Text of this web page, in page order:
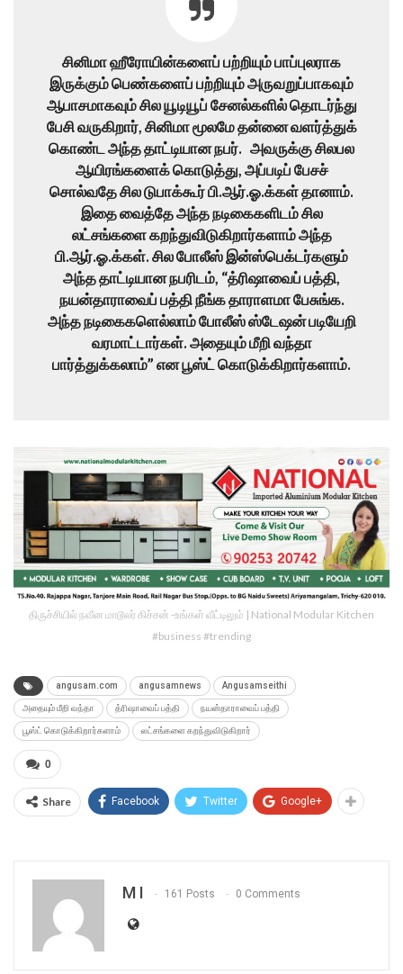
சினிமா ஹீரோயின்களைப் பற்றியும் பாப்புலராக
இருக்கும் பெண்களைப் பற்றியும் அருவறுப்பாகவும்
ஆபாசமாகவும் சில யூடியூப் சேனல்களில் தொடர்ந்து
பேசி வருகிறார், சினிமா மூலமே தன்னை வளர்த்துக்
கொண்ட அந்த தாட்டியான நபர். அவருக்கு சிலபல
ஆயிரங்களைக் கொடுத்து, அப்படிப் பேசச்
சொல்வதே சில டுபாக்கூர் பி.ஆர்.ஓ.க்கள் தானாம்.
இதை வைத்தே அந்த நடிகைகளிடம் சில
லட்சங்களை கறந்துவிடுகிறார்களாம் அந்த
பி.ஆர்.ஓ.க்கள். சில போலீஸ் இன்ஸ்பெக்டர்களும்
அந்த தாட்டியான நபரிடம், “த்ரிஷாவைப் பத்தி,
நயன்தாராவைப் பத்தி நீங்க தாராளமா பேசுங்க.
அந்த நடிகைகளெல்லாம் போலீஸ் ஸ்டேஷன் படியேறி
வரமாட்டார்கள். அதையும் மீறி வந்தா
பார்த்துக்கலாம்” என பூஸ்ட் கொடுக்கிறார்களாம்.
திருச்சியில் நவீன மாடூலர் கிச்சன் -உங்கள் வீட்டிலும் | National Modular Kitchen
#business #trending
angusam.com angusamnews Angusamseithi
அதையும் மீறி வந்தா த்ரிஷாவைப் பத்தி நயன்தாராவைப் பத்தி
பூஸ்ட் கொடுக்கிறார்களாம் லட்சங்களை கறந்துவிடுகிறார்
0
Share Facebook Twitter Google+
M I 161 Posts 0 Comments